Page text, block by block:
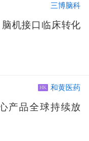
三博脑科
机接口临床转化
HK 和黄医药
产品全球持续放